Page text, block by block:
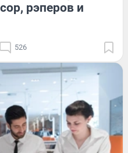
рэперов и
526